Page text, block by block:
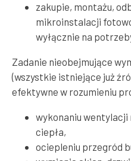
zakupie, montażu,
mikroinstalacji
wyłącznie na
Zadanie nieobejmujące
(wszystkie istniejące już
efektywne w rozumieniu
wykonaniu wentylacji
ciepła,
ociepleniu przegród